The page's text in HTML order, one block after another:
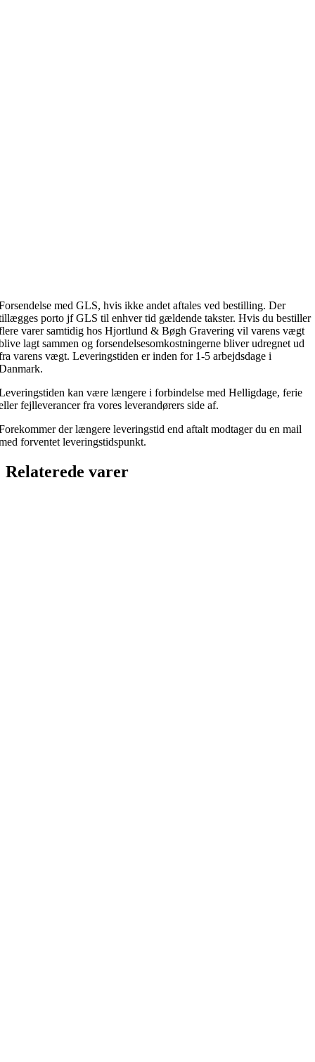
med GLS, hvis ikke andet aftales ved bestilling. Der
porto jf GLS til enhver tid gældende takster. Hvis du bestiller
varer samtidig hos Hjortlund & Bøgh Gravering vil varens vægt
lagt sammen og forsendelsesomkostningerne bliver udregnet ud
varens vægt. Leveringstiden er inden for 1-5 arbejdsdage i
kan være længere i forbindelse med Helligdage, ferie
fejlleverancer fra vores leverandørers side af.
der længere leveringstid end aftalt modtager du en mail
forventet leveringstidspunkt.
Relaterede varer